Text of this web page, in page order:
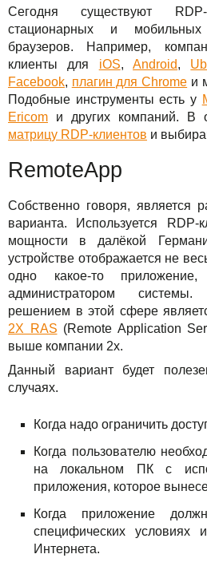
Сегодня существуют
стационарных и
браузеров. Например,
клиенты для iOS,Android,
Facebook, плагин для Chrome и
Подобные инструменты есть у
Ericom и других компаний. В
матрицу RDP-клиентов и
RemoteApp
Собственно говоря, является
варианта. Используется RDP-
мощности в далёкой
устройстве отображается не
одно какое-то приложение,
администратором
решением в этой сфере
2X RAS (Remote Application
выше компании 2x.
Данный вариант будет
случаях.
Когда надо ограничить
Когда пользователю
на локальном ПК с
приложения, которое
Когда приложение
специфических условиях
Интернета.